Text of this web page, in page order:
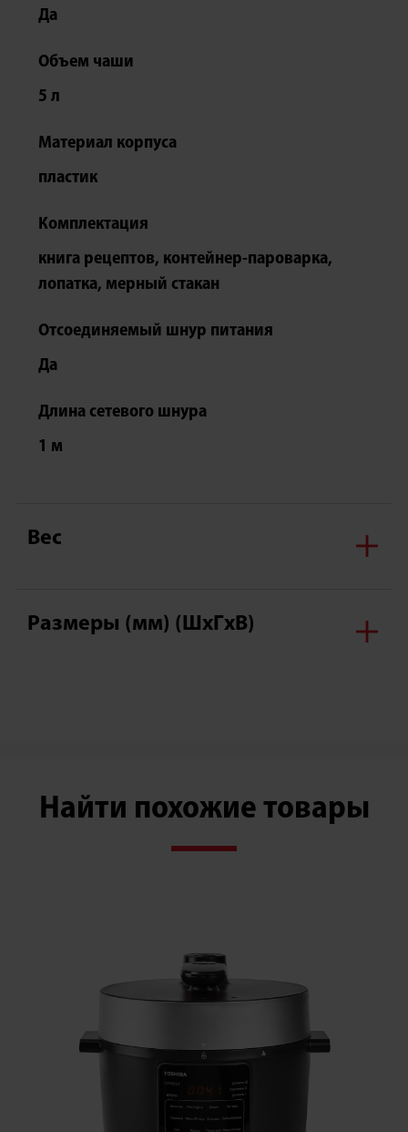
Да
Объем чаши
5 л
Материал корпуса
пластик
Комплектация
книга рецептов, контейнер-пароварка,
лопатка, мерный стакан
Отсоединяемый шнур питания
Да
Длина сетевого шнура
1 м
Вес
Размеры (мм) (ШxГxВ)
Найти похожие товары